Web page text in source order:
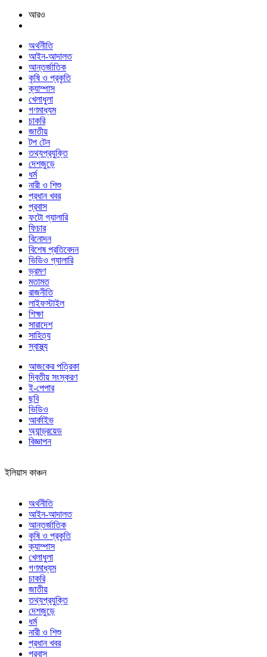
আরও
অর্থনীতি
আইন-আদালত
আন্তর্জাতিক
কৃষি ও প্রকৃতি
ক্যাম্পাস
খেলাধুলা
গণমাধ্যম
চাকরি
জাতীয়
টপ টেন
তথ্যপ্রযুক্তি
দেশজুড়ে
ধর্ম
নারী ও শিশু
প্রধান খবর
প্রবাস
ফটো গ্যালারি
ফিচার
বিনোদন
বিশেষ প্রতিবেদন
ভিডিও গ্যালারি
ভ্রমণ
মতামত
রাজনীতি
লাইফস্টাইল
শিক্ষা
সারাদেশ
সাহিত্য
স্বাস্থ্য
আজকের পত্রিকা
দ্বিতীয় সংস্করণ
ই-পেপার
ছবি
ভিডিও
আর্কাইভ
অ্যান্ড্রয়েড
বিজ্ঞাপন
ইলিয়াস কাঞ্চন
অর্থনীতি
আইন-আদালত
আন্তর্জাতিক
কৃষি ও প্রকৃতি
ক্যাম্পাস
খেলাধুলা
গণমাধ্যম
চাকরি
জাতীয়
তথ্যপ্রযুক্তি
দেশজুড়ে
ধর্ম
নারী ও শিশু
প্রধান খবর
প্রবাস